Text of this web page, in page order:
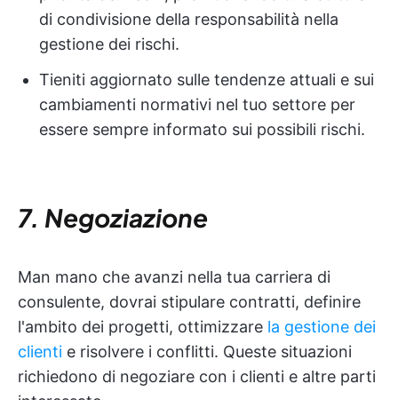
di condivisione della responsabilità nella
gestione dei rischi.
Tieniti aggiornato sulle tendenze attuali e sui
cambiamenti normativi nel tuo settore per
essere sempre informato sui possibili rischi.
7. Negoziazione
Man mano che avanzi nella tua carriera di
consulente, dovrai stipulare contratti, definire
l'ambito dei progetti, ottimizzare la gestione dei
clienti e risolvere i conflitti. Queste situazioni
richiedono di negoziare con i clienti e altre parti